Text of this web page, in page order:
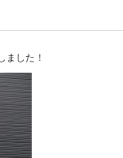
ました！